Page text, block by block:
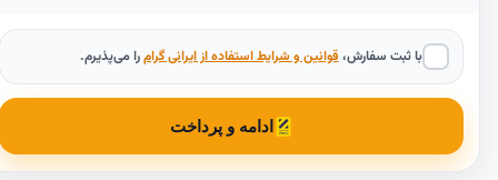
با ثبت سفارش،قوانین و شرایط استفاده از ایرانی گرامرا می‌پذیرم.
ادامه و پرداخت